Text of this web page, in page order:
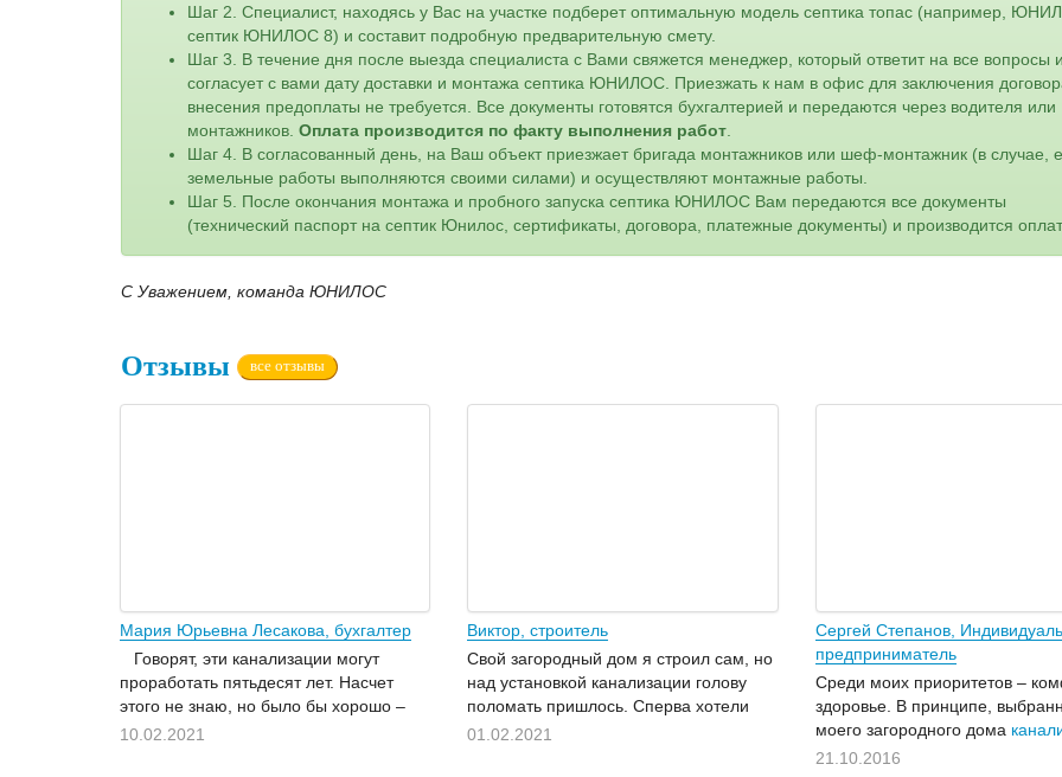
Шаг 2. Специалист, находясь у Вас на участке подберет оптимальную модель септика топас (например,
септик ЮНИЛОС 8) и составит подробную предварительную смету.
Шаг 3. В течение дня после выезда специалиста с Вами свяжется менеджер, который ответит на все вопросы и
согласует с вами дату доставки и монтажа септика ЮНИЛОС. Приезжать к нам в офис для заключения
внесения предоплаты не требуется. Все документы готовятся бухгалтерией и передаются через водителя или
монтажников. Оплата производится по факту выполнения работ
Шаг 4. В согласованный день, на Ваш объект приезжает бригада монтажников или шеф-монтажник (в случае,
земельные работы выполняются своими силами) и осуществляют монтажные работы.
Шаг 5. После окончания монтажа и пробного запуска септика ЮНИЛОС Вам передаются все документы
(технический паспорт на септик Юнилос, сертификаты, договора, платежные документы) и производится
С Уважением, команда ЮНИЛОС
Отзывы все отзывы
Мария Юрьевна Лесакова, бухгалтер
Говорят, эти канализации могут
проработать пятьдесят лет. Насчет
этого не знаю, но было бы хорошо –
тогда бы и наши дети могли насчет
10.02.2021
Виктор, строитель
Свой загородный дом я строил сам, но
над установкой канализации голову
поломать пришлось. Сперва хотели
вложиться в подключение к
01.02.2021
Сергей Степанов,
предприниматель
Среди моих приоритетов –
здоровье. В принципе,
моего загородного дома
Юнилоссоответствует и тем, и
21.10.2016